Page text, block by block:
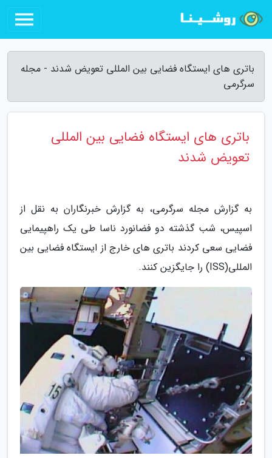
باتری های ایستگاه فضایی بین المللی تعویض شدند - مجله
سرگرمی
باتری های ایستگاه فضایی بین المللی
تعویض شدند
به گزارش مجله سرگرمی، به گزارش خبرنگاران به نقل از
اسپیس، شب گذشته دو فضانورد ناسا طی یک راهپیمایی
فضایی سعی کردند باتری های خارج از ایستگاه فضایی بین
المللی(ISS) را جایگزین کنند.